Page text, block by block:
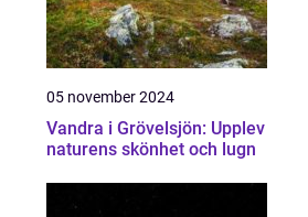
05 november 2024
Vandra i Grövelsjön: Upplev
naturens skönhet och lugn